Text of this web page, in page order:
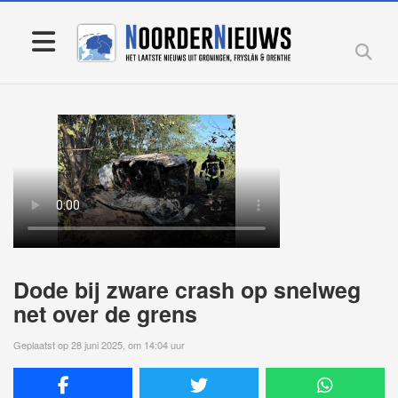
Dode bij zware crash op snelweg
net over de grens
Geplaatst op 28 juni 2025, om 14:04 uur